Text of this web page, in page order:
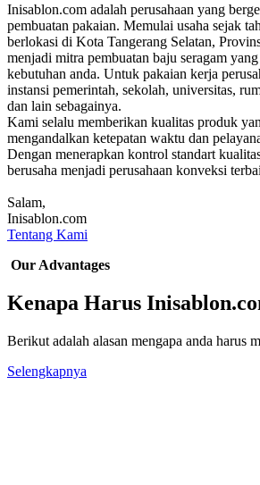
Inisablon.com adalah perusahaan yang
pembuatan pakaian. Memulai usaha sejak
berlokasi di Kota Tangerang Selatan,
menjadi mitra pembuatan baju seragam
kebutuhan anda. Untuk pakaian kerja
instansi pemerintah, sekolah, universitas,
dan lain sebagainya.
Kami selalu memberikan kualitas produk
mengandalkan ketepatan waktu dan
Dengan menerapkan kontrol standart
berusaha menjadi perusahaan konveksi
Salam,
Inisablon.com
Tentang Kami
Our Advantages
Kenapa Harus
Berikut adalah alasan mengapa anda harus
Selengkapnya